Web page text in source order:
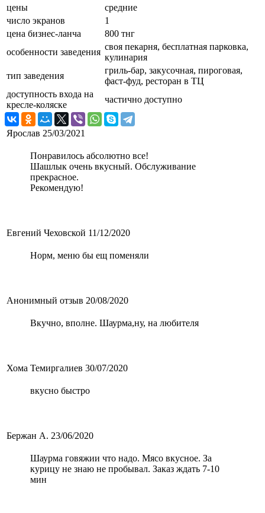
цены
средние
число экранов
1
цена бизнес-ланча
800 тнг
особенности заведения
своя пекарня, бесплатная парковка,
кулинария
тип заведения
гриль-бар, закусочная, пироговая,
фаст-фуд, ресторан в ТЦ
доступность входа на
кресле-коляске
частично доступно
Ярослав 25/03/2021
Понравилось абсолютно все!
Шашлык очень вкусный. Обслуживание
прекрасное.
Рекомендую!
Евгений Чеховской 11/12/2020
Норм, меню бы ещ поменяли
Анонимный отзыв 20/08/2020
Вкучно, вполне. Шаурма,ну, на любителя
Хома Темиргалиев 30/07/2020
вкусно быстро
Бержан А. 23/06/2020
Шаурма говяжии что надо. Мясо вкусное. За
курицу не знаю не пробывал. Заказ ждать 7-10
мин